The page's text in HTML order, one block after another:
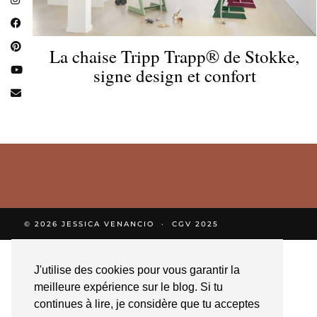
J'utilise des cookies pour vous garantir la
meilleure expérience sur le blog. Si tu
continues à lire, je considère que tu acceptes
La chaise Tripp Trapp® de Stokke,
signe design et confort
© 2026 JESSICA VENANCIO CGV 2025